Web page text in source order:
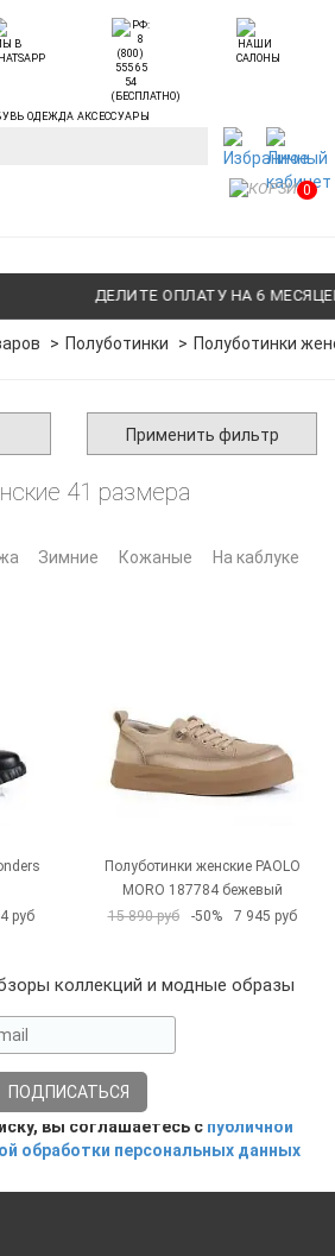
ДЕЛИТЕ ОПЛАТУ НА 6 МЕСЯЦЕВ
ОДЕЖДА АКСЕССУАРЫ
0
Полуботинки Полуботинки
Применить фильтр
Зимние Кожаные На каблуке
41 размера
руб
Полуботинки женские PAOLO
MORO 187784 бежевый
15 890 руб
-50% 7 945 руб
коллекций и модные образы
вы соглашаетесь с публичной
обработки персональных данных